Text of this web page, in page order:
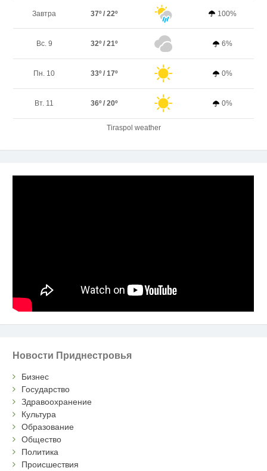
Завтра 37º / 22º 100%
Вс. 9 32º / 21º 6%
Пн. 10 33º / 17º 0%
Вт. 11 36º / 20º 0%
Tiraspol weather
Новости Приднестровья
Бизнес
Государство
Здравоохранение
Культура
Образование
Общество
Политика
Происшествия